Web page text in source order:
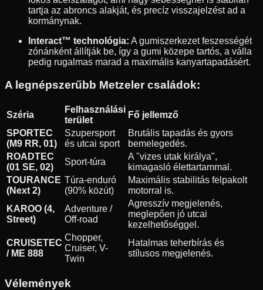
tartja az abroncs alakját, és precíz visszajelzést ad a
kormánynak.
Interact™ technológia: A gumiszerkezet feszességét
zónánként állítják be, így a gumi közepe tartós, a válla
pedig rugalmas marad a maximális kanyartapadásért.
A legnépszerűbb Metzeler családok:
Széria
Felhasználási
terület
Fő jellemző
SPORTEC
(M9 RR, 01)
Szupersport
és utcai sport
Brutális tapadás és gyors
bemelegedés.
ROADTEC
(01 SE, 02)
Sport-túra
A "vizes utak királya",
kimagasló élettartammal.
TOURANCE
(Next 2)
Túra-enduró
(90% közút)
Maximális stabilitás felpakolt
motorral is.
KAROO (4,
Street)
Adventure /
Off-road
Agresszív megjelenés,
meglepően jó utcai
kezelhetőséggel.
CRUISETEC
/ ME 888
Chopper,
Cruiser, V-
Twin
Hatalmas teherbírás és
stílusos megjelenés.
Vélemények